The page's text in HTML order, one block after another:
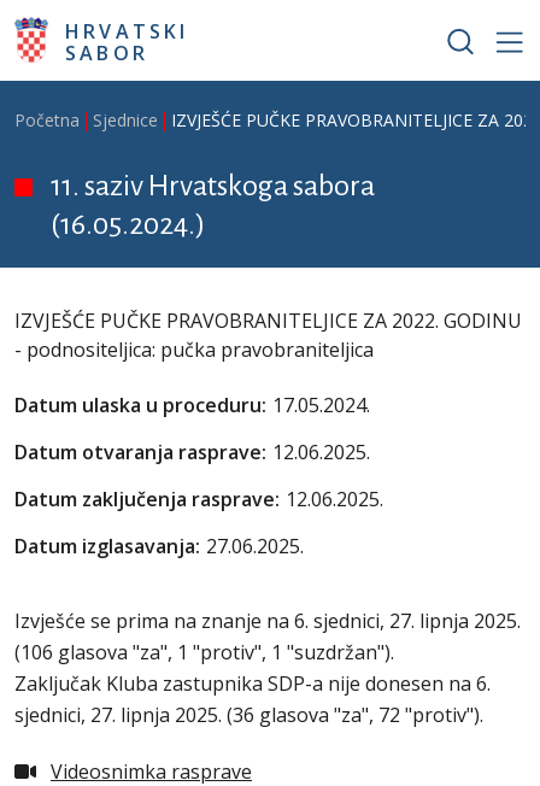
Skoči na glavni sadržaj
HRVATSKI
SABOR
Breadcrumb
Početna Sjednice IZVJEŠĆE PUČKE PRAVOBRANITELJICE ZA
11. saziv Hrvatskoga sabora
(16.05.2024.)
IZVJEŠĆE PUČKE PRAVOBRANITELJICE ZA 2022. GODINU
- podnositeljica: pučka pravobraniteljica
Datum ulaska u proceduru: 17.05.2024.
Datum otvaranja rasprave: 12.06.2025.
Datum zaključenja rasprave: 12.06.2025.
Datum izglasavanja: 27.06.2025.
Izvješće se prima na znanje na 6. sjednici, 27. lipnja 2025.
(106 glasova "za", 1 "protiv", 1 "suzdržan").
Zaključak Kluba zastupnika SDP-a nije donesen na 6.
sjednici, 27. lipnja 2025. (36 glasova "za", 72 "protiv").
Videosnimka rasprave